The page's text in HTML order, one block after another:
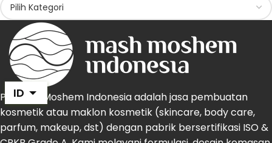
PT Mash Moshem Indonesia adalah jasa pembuatan
kosmetik atau maklon kosmetik (skincare, body care,
parfum, makeup, dst) dengan pabrik bersertifikasi ISO &
ID